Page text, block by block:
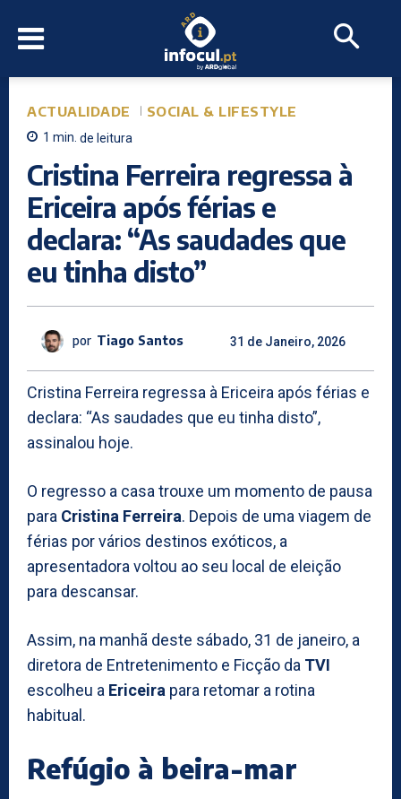
ACTUALIDADE SOCIAL & LIFESTYLE
1 min. de leitura
Cristina Ferreira regressa à
Ericeira após férias e
declara: “As saudades que
eu tinha disto”
por Tiago Santos 31 de Janeiro, 2026
Cristina Ferreira regressa à Ericeira após férias e
declara: “As saudades que eu tinha disto”,
assinalou hoje.
O regresso a casa trouxe um momento de pausa
para Cristina Ferreira. Depois de uma viagem de
férias por vários destinos exóticos, a
apresentadora voltou ao seu local de eleição
para descansar.
Assim, na manhã deste sábado, 31 de janeiro, a
diretora de Entretenimento e Ficção da TVI
escolheu a Ericeira para retomar a rotina
habitual.
Refúgio à beira-mar